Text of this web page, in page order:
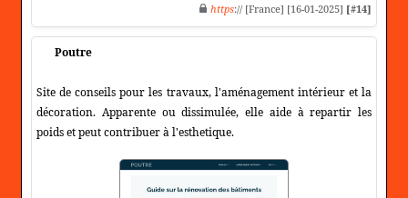
https:// [France] [16-01-2025] [#14]
Poutre
Site de conseils pour les travaux, l'aménagement intérieur et la
décoration. Apparente ou dissimulée, elle aide à repartir les
poids et peut contribuer à l'esthetique.